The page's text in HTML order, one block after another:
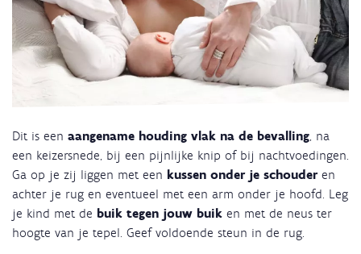
Dit is een aangename houding vlak na de bevalling, na
een keizersnede, bij een pijnlijke knip of bij nachtvoedingen.
Ga op je zij liggen met een kussen onder je schouder en
achter je rug en eventueel met een arm onder je hoofd. Leg
je kind met de buik tegen jouw buik en met de neus ter
hoogte van je tepel. Geef voldoende steun in de rug.